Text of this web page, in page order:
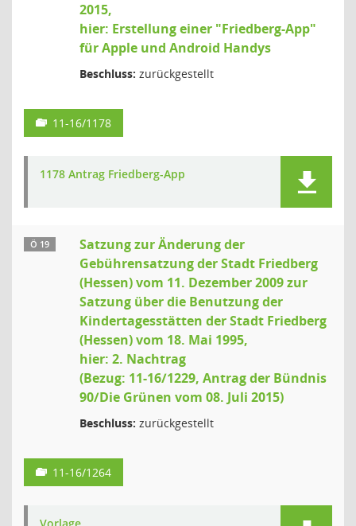
2015,
hier: Erstellung einer "Friedberg-App"
für Apple und Android Handys
Beschluss: zurückgestellt
11-16/1178
1178 Antrag Friedberg-App
Ö 19
Satzung zur Änderung der
Gebührensatzung der Stadt Friedberg
(Hessen) vom 11. Dezember 2009 zur
Satzung über die Benutzung der
Kindertagesstätten der Stadt Friedberg
(Hessen) vom 18. Mai 1995,
hier: 2. Nachtrag
(Bezug: 11-16/1229, Antrag der Bündnis
90/Die Grünen vom 08. Juli 2015)
Beschluss: zurückgestellt
11-16/1264